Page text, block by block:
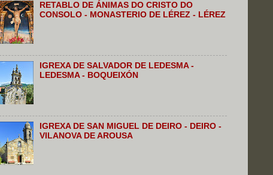
RETABLO DE ÁNIMAS DO CRISTO DO
CONSOLO - MONASTERIO DE LÉREZ - LÉREZ
IGREXA DE SALVADOR DE LEDESMA -
LEDESMA - BOQUEIXÓN
IGREXA DE SAN MIGUEL DE DEIRO - DEIRO -
VILANOVA DE AROUSA